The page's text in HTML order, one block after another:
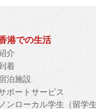
港での生活
介
着
泊施設
ポートサービス
ノンローカル学生（留学生